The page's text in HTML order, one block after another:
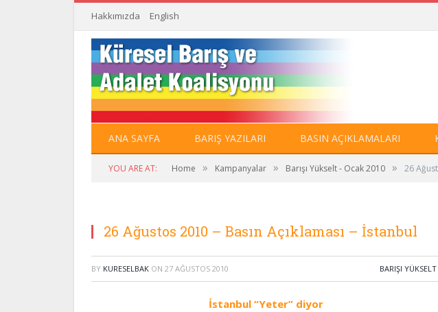
Hakkımızda English
ANA SAYFA BARIŞ YAZILARI BASIN AÇIKLAMALARI
YOU ARE AT: Home » Kampanyalar » Barışı Yükselt - Ocak 2010 » 26
26 Ağustos 2010 – Basın Açıklaması – İstanbul
BY KURESELBAK ON 27 AĞUSTOS 2010 BARIŞI
İstanbul “Yeter” diyor